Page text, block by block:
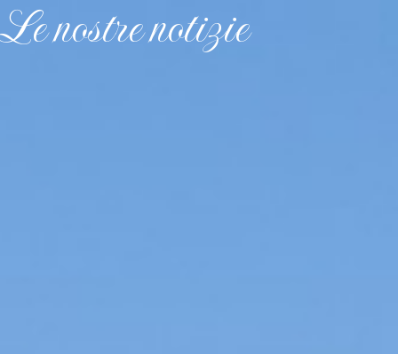
Le nostre notizie